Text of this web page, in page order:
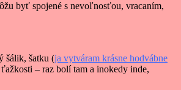
byť spojené s nevoľnosťou, vracaním,
šálik, šatku (ja vytváram krásne hodvábne
– raz bolí tam a inokedy inde,